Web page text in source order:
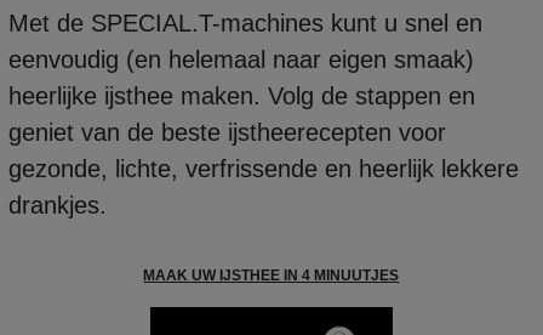
Met de SPECIAL.T-machines kunt u snel en
eenvoudig (en helemaal naar eigen smaak)
heerlijke ijsthee maken. Volg de stappen en
geniet van de beste ijstheerecepten voor
gezonde, lichte, verfrissende en heerlijk lekkere
drankjes.
MAAK UW IJSTHEE IN 4 MINUUTJES